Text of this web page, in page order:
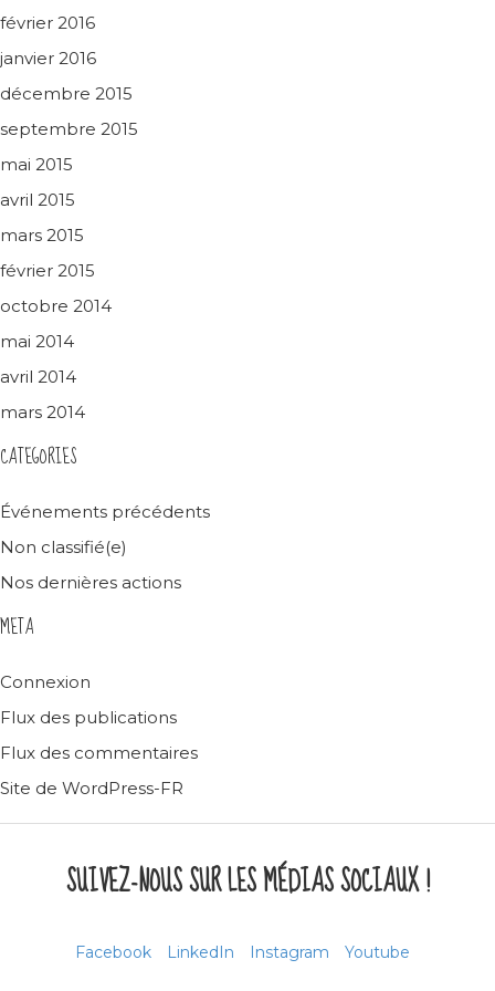
février 2016
janvier 2016
décembre 2015
septembre 2015
mai 2015
avril 2015
mars 2015
février 2015
octobre 2014
mai 2014
avril 2014
mars 2014
CATEGORIES
Événements précédents
Non classifié(e)
Nos dernières actions
META
Connexion
Flux des publications
Flux des commentaires
Site de WordPress-FR
SUIVEZ-NOUS SUR LES MÉDIAS SOCIAUX !
Facebook LinkedIn Instagram Youtube